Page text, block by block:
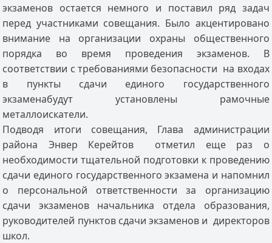
экзаменов остается немного и поставил ряд задач
перед участниками совещания. Было акцентировано
внимание на организации охраны общественного
порядка во время проведения экзаменов. В
соответствии с требованиями безопасности на входах
в пункты сдачи единого государственного
экзаменабудут установлены рамочные
металлоискатели.
Подводя итоги совещания, Глава администрации
района Энвер Керейтов отметил еще раз о
необходимости тщательной подготовки к проведению
сдачи единого государственного экзамена и напомнил
о персональной ответственности за организацию
сдачи экзаменов начальника отдела образования,
руководителей пунктов сдачи экзаменов и директоров
школ.